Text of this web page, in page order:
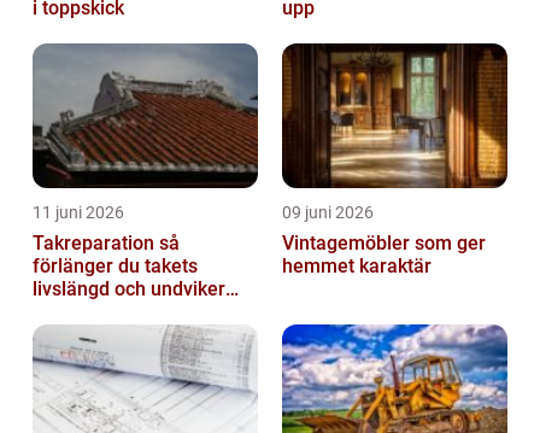
i toppskick
upp
11 juni 2026
Takreparation så
förlänger du takets
livslängd och undviker
09 juni 2026
Vintagemöbler som ger
hemmet karaktär